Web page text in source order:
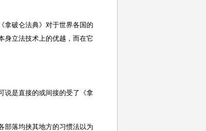
拿破仑法典》对于世界各国的
身立法技术上的优越，而在它
说是直接的或间接的受了《拿
部落均挟其地方的习惯法以为